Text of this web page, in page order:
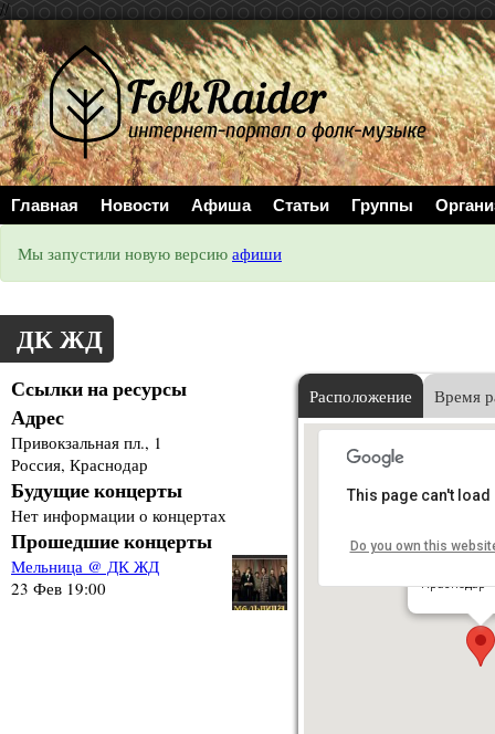
//
Главная Новости Афиша Статьи Группы
Мы запустили новую версию афиши
ДК ЖД
Ссылки на ресурсы
Адрес
Привокзальная пл., 1
Россия, Краснодар
Будущие концерты
Нет информации о концертах
Прошедшие концерты
Мельница @ ДК ЖД
23 Фев 19:00
Расположение Время
ДК ЖД
Краснодар
This page can't
Do you own this